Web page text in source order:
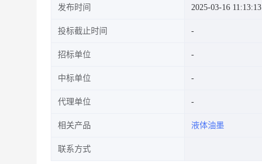
发布时间 2025-03-16 11:13:13
投标截止时间
招标单位
中标单位
代理单位
相关产品 液体油墨
联系方式